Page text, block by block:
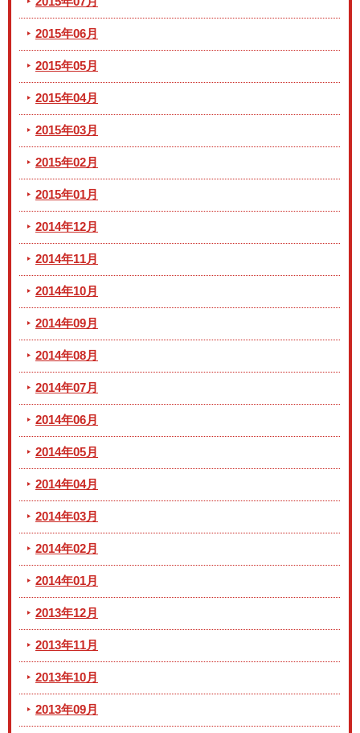
2015年06月
2015年05月
2015年04月
2015年03月
2015年02月
2015年01月
2014年12月
2014年11月
2014年10月
2014年09月
2014年08月
2014年07月
2014年06月
2014年05月
2014年04月
2014年03月
2014年02月
2014年01月
2013年12月
2013年11月
2013年10月
2013年09月